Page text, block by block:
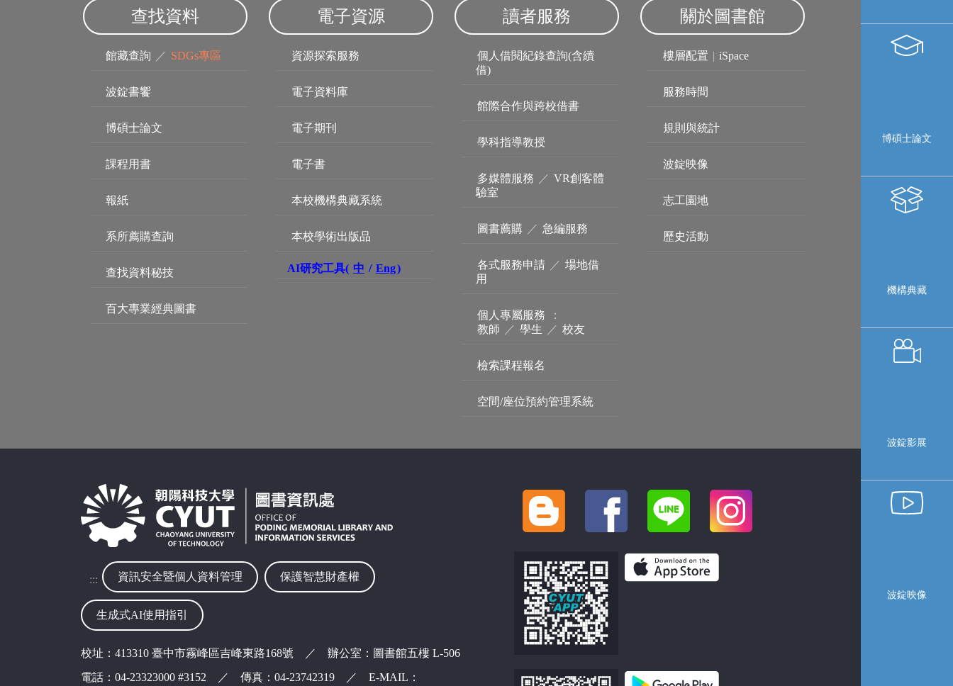
博碩士論文
機構典藏
波錠影展
波錠映像
查找資料
館藏查詢 ／ SDGs專區
波錠書饗
博碩士論文
課程用書
報紙
系所薦購查詢
查找資料秘技
百大專業經典圖書
電子資源
資源探索服務
電子資料庫
電子期刊
電子書
本校機構典藏系統
本校學術出版品
AI研究工具( 中 / Eng)
讀者服務
個人借閱紀錄查詢(含續
借)
館際合作與跨校借書
學科指導教授
多媒體服務 ／ VR創客體
驗室
圖書薦購 ／ 急編服務
各式服務申請 ／ 場地借
用
個人專屬服務
：
教師
／ 學生 ／ 校友
檢索課程報名
空間/座位預約管理系統
關於圖書館
樓層配置 | iSpace
服務時間
規則與統計
波錠映像
志工園地
歷史活動
::: 資訊安全暨個人資料管理 保護智慧財產權
生成式AI使用指引
校址：413310 臺中市霧峰區吉峰東路168號 ／ 辦公室：圖書館五樓 L-506
電話：04-23323000 #3152 ／ 傳真：04-23742319 ／ E-MAIL：